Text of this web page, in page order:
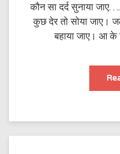
कौन सा दर्द सुनाया
कुछ देर तो सोया जाए।
बहाया जाए। आ